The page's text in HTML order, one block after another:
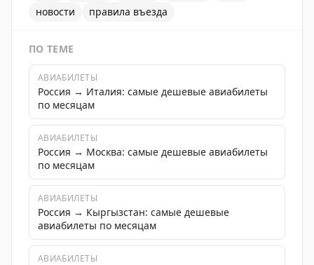
новости
правила въезда
ПО ТЕМЕ
АВИАБИЛЕТЫ
Россия → Италия: самые дешевые авиабилеты
по месяцам
АВИАБИЛЕТЫ
Россия → Москва: самые дешевые авиабилеты
по месяцам
АВИАБИЛЕТЫ
Россия → Кыргызстан: самые дешевые
авиабилеты по месяцам
АВИАБИЛЕТЫ